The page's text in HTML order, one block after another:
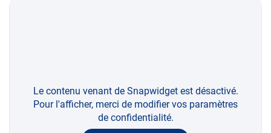
Le contenu venant de Snapwidget est désactivé.
Pour l'afficher, merci de modifier vos paramètres
de confidentialité.